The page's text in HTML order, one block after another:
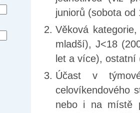
juniorů (sobota od
Věková
mladší), J<18
let a více), ostatní
Účast v
celovíkendového
nebo i na místě